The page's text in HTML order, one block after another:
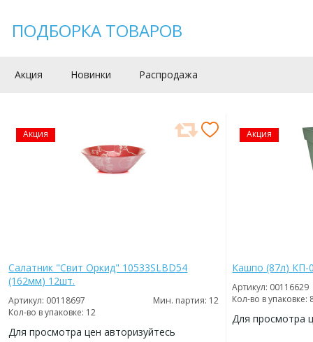
ПОДБОРКА ТОВАРОВ
Акция Новинки Распродажа
Акция
Салатник "Свит Оркид" 10533SLBD54
(162мм) 12шт.
Артикул: 00118697
Мин. партия: 12
Кол-во в упаковке: 12
Для просмотра цен авторизуйтесь
Акция
Кашпо (87л) КП-
Артикул: 00116629
Кол-во в упаковке:
Для просмотра